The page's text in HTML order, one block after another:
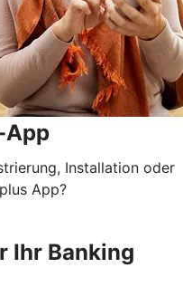
App
Installation oder
App?
Ihr Banking